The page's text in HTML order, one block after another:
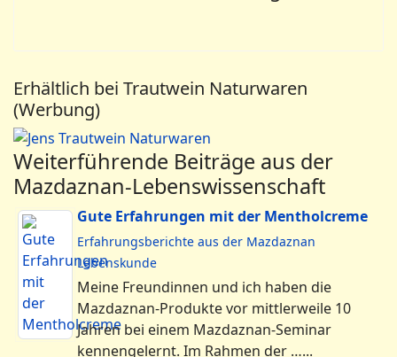
Erhältlich bei Trautwein Naturwaren
(Werbung)
Weiterführende Beiträge aus der
Mazdaznan-Lebenswissenschaft
Gute Erfahrungen mit der Mentholcreme
Erfahrungsberichte aus der Mazdaznan
Lebenskunde